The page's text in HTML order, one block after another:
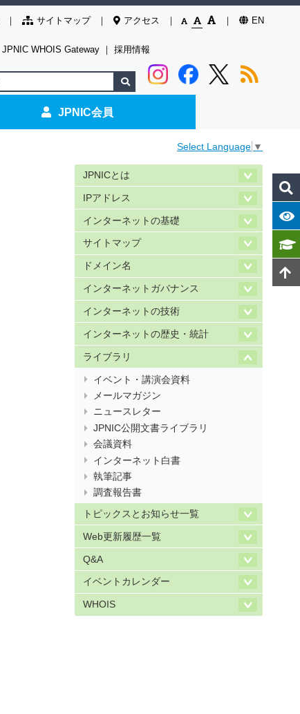
サイトマップ アクセス EN
JPNIC WHOIS Gateway ｜ 採用情報
JPNIC会員
Select Language ▼
JPNICとは
IPアドレス
インターネットの基礎
サイトマップ
ドメイン名
インターネットガバナンス
インターネットの技術
インターネットの歴史・統計
ライブラリ
イベント・講演会資料
メールマガジン
ニュースレター
JPNIC公開文書ライブラリ
会議資料
インターネット白書
執筆記事
調査報告書
トピックスとお知らせ一覧
Web更新履歴一覧
Q&A
イベントカレンダー
WHOIS